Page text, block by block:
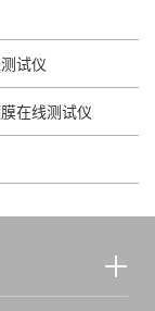
试仪
在线测试仪